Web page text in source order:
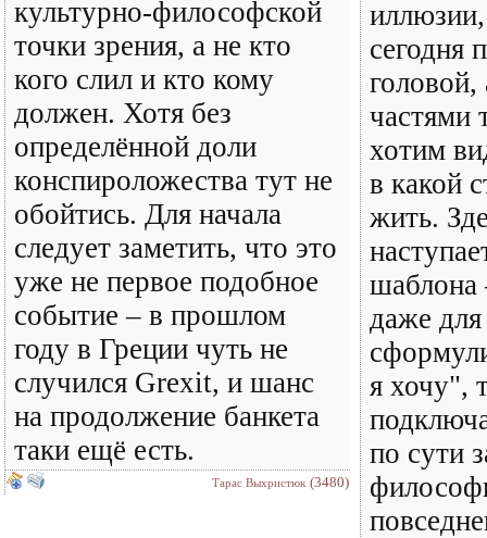
культурно-философской
точки зрения, а не кто
кого слил и кто кому
должен. Хотя без
определённой доли
конспироложества тут не
обойтись. Для начала
следует заметить, что это
уже не первое подобное
событие – в прошлом
году в Греции чуть не
случился Grexit, и шанс
на продолжение банкета
таки ещё есть.
Тарас Выхристюк (3480)
сегодня
частями
хотим
в какой
жить.
шаблона
даже
я хочу",
по сути